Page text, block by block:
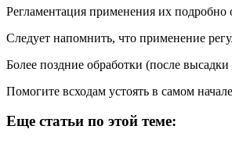
Регламентация применения их подробно
Следует напомнить, что применение
Более поздние обработки (после
Помогите всходам устоять в самом
Еще статьи по этой теме: